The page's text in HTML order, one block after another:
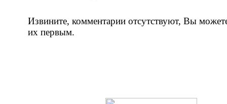
Извините, комментарии отсутствуют, Вы
их первым.